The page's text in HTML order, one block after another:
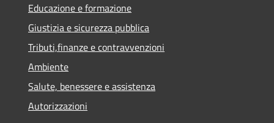
Educazione e formazione
Giustizia e sicurezza pubblica
Tributi,finanze e contravvenzioni
Ambiente
Salute, benessere e assistenza
Autorizzazioni